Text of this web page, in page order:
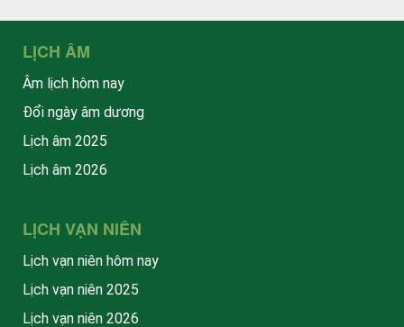
LỊCH ÂM
Âm lịch hôm nay
Đổi ngày âm dương
Lịch âm 2025
Lịch âm 2026
LỊCH VẠN NIÊN
Lịch vạn niên hôm nay
Lịch vạn niên 2025
Lịch vạn niên 2026